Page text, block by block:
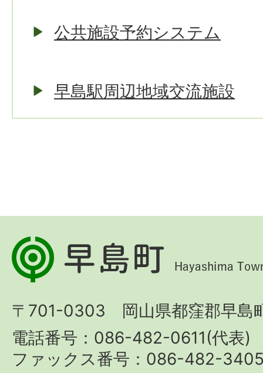
公共施設予約システム
早島駅周辺地域交流施設
早
島
Hayashima
Town
〒701-0303 岡山県都窪郡早島
電話番号：086-482-0611(代表)
ファックス番号：086-482-